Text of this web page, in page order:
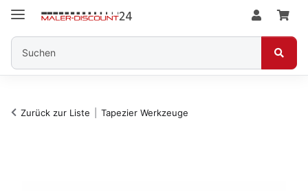
Zurück zur Liste Tapezier Werkzeuge